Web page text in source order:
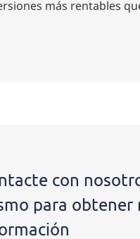
más rentables
con
para obtener